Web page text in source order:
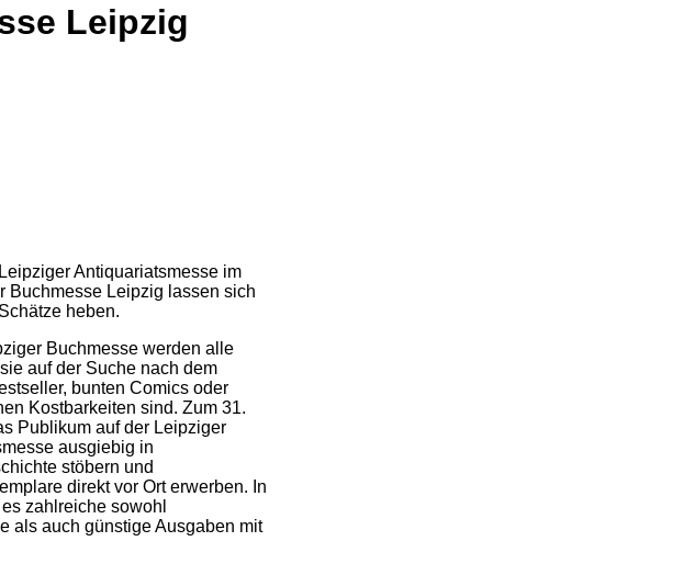
Leipzig
Antiquariatsmesse im
Buchmesse Leipzig lassen sich
heben.
Buchmesse werden alle
auf der Suche nach dem
bunten Comics oder
Kostbarkeiten sind. Zum 31.
Publikum auf der Leipziger
ausgiebig in
stöbern und
direkt vor Ort erwerben. In
zahlreiche sowohl
als auch günstige Ausgaben mit